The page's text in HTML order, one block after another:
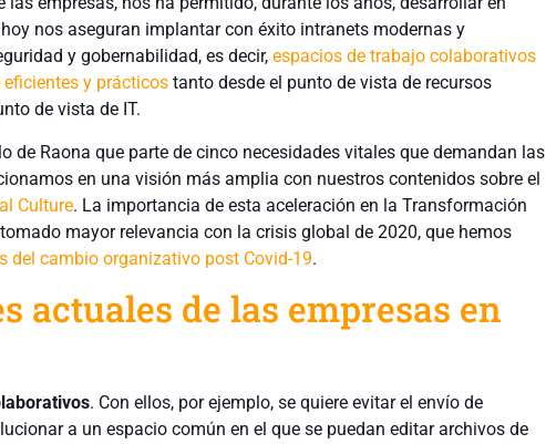
nos aseguran implantar con éxito intranets modernas y
y gobernabilidad, es decir, espacios de trabajo colaborativos
y prácticostanto desde el punto de vista de recursos
de vista de IT.
de Raona que parte de cinco necesidades vitales que demandan las
en una visión más amplia con nuestros contenidos sobre el
Culture. La importancia de esta aceleración en la Transformación
mayor relevancia con la crisis global de 2020, que hemos
del cambio organizativo post Covid-19.
actuales de las empresas en
. Con ellos, por ejemplo, se quiere evitar el envío de
a un espacio común en el que se puedan editar archivos de